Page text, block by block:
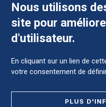
Comment préparer
Nous utilisons
site pour
d'utilisateur.
En cliquant sur un lien de
votre consentement de
PLUS